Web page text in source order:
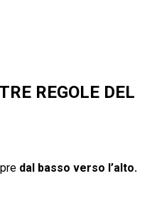
REGOLE DEL
dal basso verso l’alto.